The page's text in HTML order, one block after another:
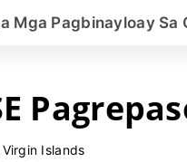
Mga Pagbinayloay Sa
Islands